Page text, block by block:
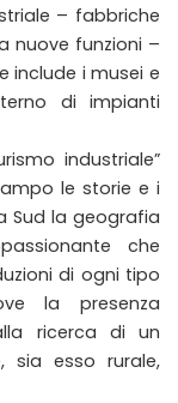
– fabbriche
nuove funzioni –
include i musei e
di impianti
industriale”
le storie e i
Sud la geografia
che
di ogni tipo
la presenza
ricerca di un
sia esso rurale,